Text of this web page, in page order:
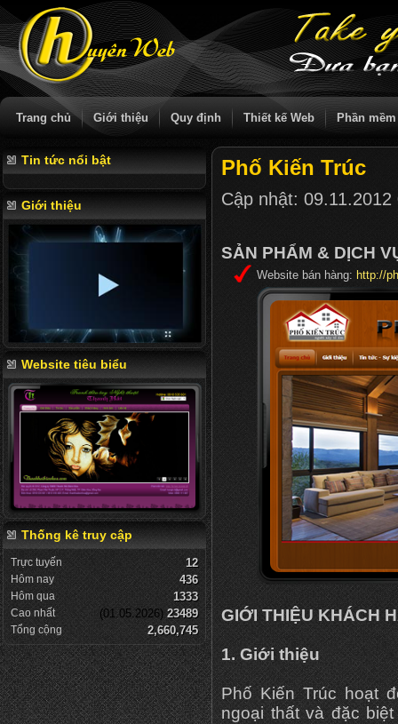
Trang chủ Giới thiệu Quy định Thiết kế Web Phần mềm
Tin tức nổi bật
Giới thiệu
Website tiêu biểu
Thống kê truy cập
Trực tuyến 12
Hôm nay 436
Hôm qua 1333
Cao nhất (01.05.2026) 23489
Tổng cộng 2,660,745
Phố Kiến Trúc
Cập nhật: 09.11.2012
SẢN PHẨM & DỊCH
Website bán hàng: http://
GIỚI THIỆU KHÁCH
1. Giới thiệu
Phố Kiến Trúc hoạt
ngoại thất và đặc